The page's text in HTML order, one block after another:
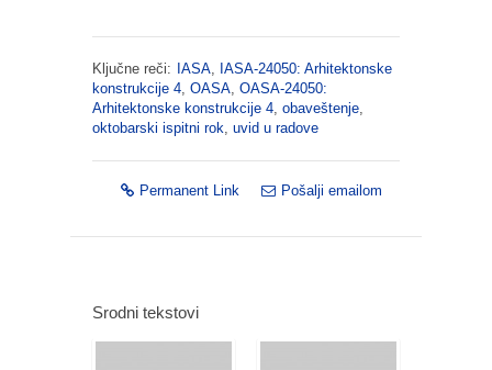
Ključne reči: IASA, IASA-24050: Arhitektonske
konstrukcije 4, OASA, OASA-24050:
Arhitektonske konstrukcije 4, obaveštenje,
oktobarski ispitni rok, uvid u radove
Permanent Link Pošalji emailom
Srodni tekstovi